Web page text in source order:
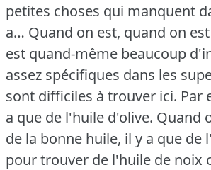
petites choses qui manquent
a… Quand on est, quand on
est quand-même beaucoup
assez spécifiques dans les
sont difficiles à trouver ici. Par
a que de l'huile d'olive. Quand
de la bonne huile, il y a que de
pour trouver de l'huile de noix